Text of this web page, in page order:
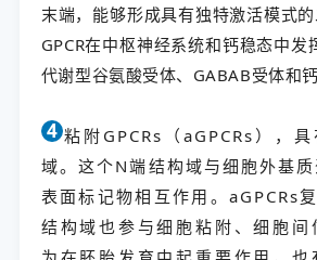
末端，能够形成具有独特激活模式
GPCR在中枢神经系统和钙稳态中发
代谢型谷氨酸受体、GABAB受体和钙
4 粘附GPCRs（aGPCRs），
域。这个N端结构域与细胞外基
表面标记物相互作用。aGPCRs
结构域也参与细胞粘附、细胞间